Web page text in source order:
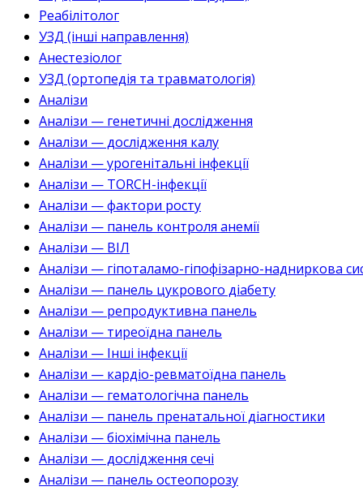
Реабілітолог
УЗД (інші направлення)
Анестезіолог
УЗД (ортопедія та травматологія)
Аналізи
Аналізи — генетичні дослідження
Аналізи — дослідження калу
Аналізи — урогенітальні інфекції
Аналізи — TORCH-інфекції
Аналізи — фактори росту
Аналізи — панель контроля анемії
Аналізи — ВІЛ
Аналізи — гіпоталамо-гіпофізарно-надниркова
Аналізи — панель цукрового діабету
Аналізи — репродуктивна панель
Аналізи — тиреоїдна панель
Аналізи — Інші інфекції
Аналізи — кардіо-ревматоїдна панель
Аналізи — гематологічна панель
Аналізи — панель пренатальної діагностики
Аналізи — біохімічна панель
Аналізи — дослідження сечі
Аналізи — панель остеопорозу